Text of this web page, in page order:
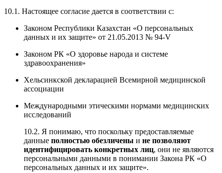
10.1. Настоящее согласие дается в соответствии с:
Законом Республики Казахстан «О персональных
данных и их защите» от 21.05.2013 № 94-V
Законом РК «О здоровье народа и системе
здравоохранения»
Хельсинкской декларацией Всемирной медицинской
ассоциации
Международными этическими нормами медицинских
исследований
10.2. Я понимаю, что поскольку предоставляемые
данные полностью обезличены и не позволяют
идентифицировать конкретных лиц, они не являются
персональными данными в понимании Закона РК «О
персональных данных и их защите».